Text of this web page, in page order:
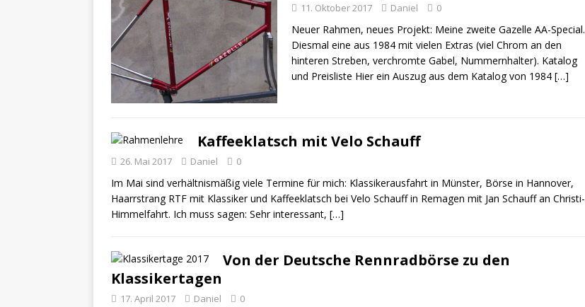
11. Oktober 2017 Daniel 0
Neuer Rahmen, neues Projekt: Meine zweite Gazelle AA-Special.
Diesmal eine aus 1984 mit vielen Extras (viel Chrom an den
hinteren Streben, verchromte Gabel, Nummernhalter). Katalog
und Preisliste Hier ein Auszug aus dem Katalog von 1984 […]
Kaffeeklatsch mit Velo Schauff
26. Mai 2017 Daniel 0
Im Mai sind verhältnismäßig viele Termine für mich: Klassikerausfahrt in Münster, Börse in Hannover,
Haarrstrang RTF mit Klassiker und Kaffeeklatsch bei Velo Schauff in Remagen mit Jan Schauff an Christi-
Himmelfahrt. Ich muss sagen: Sehr interessant, […]
Von der Deutsche Rennradbörse zu den
Klassikertagen
17. April 2017 Daniel 0